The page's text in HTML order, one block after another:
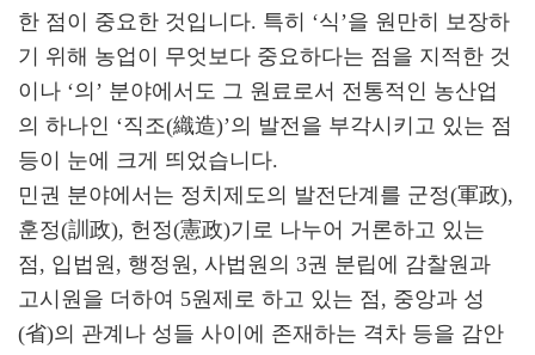
한 점이 중요한 것입니다. 특히 ‘식’을 원만히 보장하
기 위해 농업이 무엇보다 중요하다는 점을 지적한 것
이나 ‘의’ 분야에서도 그 원료로서 전통적인 농산업
의 하나인 ‘직조(織造)’의 발전을 부각시키고 있는 점
등이 눈에 크게 띄었습니다.
민권 분야에서는 정치제도의 발전단계를 군정(軍政),
훈정(訓政), 헌정(憲政)기로 나누어 거론하고 있는
점, 입법원, 행정원, 사법원의 3권 분립에 감찰원과
고시원을 더하여 5원제로 하고 있는 점, 중앙과 성
(省)의 관계나 성들 사이에 존재하는 격차 등을 감안